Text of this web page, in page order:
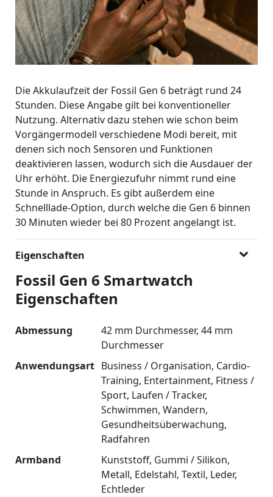
Die Akkulaufzeit der Fossil Gen 6 beträgt rund 24
Stunden. Diese Angabe gilt bei konventioneller
Nutzung. Alternativ dazu stehen wie schon beim
Vorgängermodell verschiedene Modi bereit, mit
denen sich noch Sensoren und Funktionen
deaktivieren lassen, wodurch sich die Ausdauer der
Uhr erhöht. Die Energiezufuhr nimmt rund eine
Stunde in Anspruch. Es gibt außerdem eine
Schnelllade-Option, durch welche die Gen 6 binnen
30 Minuten wieder bei 80 Prozent angelangt ist.
Eigenschaften
Fossil Gen 6 Smartwatch
Eigenschaften
Abmessung 42 mm Durchmesser 44 mm
Durchmesser
Anwendungsart Business / Organisation Cardio-
Training Entertainment Fitness /
Sport Laufen / Tracker
Schwimmen Wandern
Gesundheitsüberwachung
Radfahren
Armband
Kunststoff Gummi / Silikon
Metall Edelstahl Textil Leder
Echtleder